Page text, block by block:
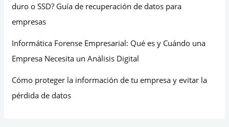
duro o SSD? Guía de recuperación de datos para
empresas
Informática Forense Empresarial: Qué es y Cuándo una
Empresa Necesita un Análisis Digital
Cómo proteger la información de tu empresa y evitar la
pérdida de datos